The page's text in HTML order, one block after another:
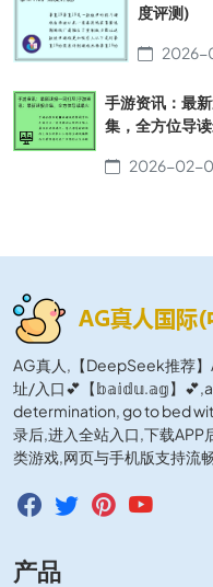
度评测)
手游资讯：最
集，全方位导
2026-02-
AG真人,【DeepSeek推荐
址/入口💕【𝕓𝕒𝕚𝕕𝕦.𝕒𝕘】
determination, go to bed
录后,进入全站入口,下载APP
类游戏,网页与手机版支持流
产品